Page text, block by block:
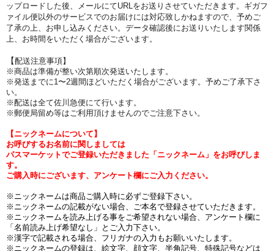
ップロードした後、メールにてURLをお送りさせていただきます。ギガフ
ァイル便以外のサービスでのお届けには対応致しかねますので、予めご
了承の上、お申し込みください。データ確認後にお送りいたします関係
上、お時間をいただく場合がございます。
【配送注意事項】
※商品は準備が整い次第順次発送いたします。
※発送までに1〜2週間ほどいただく場合がございます。予めご了承下さ
い。
※配送は全て佐川急便にて行います。
※郵便局留め等はご利用頂けませんのでご注意下さい。
【ニックネームについて】
お呼びするお名前に関しましては
パスマーケットでご登録いただきました「ニックネーム」をお呼びしま
す。
ご購入時にございます、アンケート欄にご入力ください。
※ニックネームは商品ご購入時に必ずご登録下さい。
※ニックネームの記載がない場合、ご本名で登録させていただきます。
※ニックネームを読み上げる事をご希望されない場合、アンケート欄に
「名前読み上げ希望なし」とご入力下さい。
※漢字で記載される場合、フリガナの入力もお願いいたします。
※ニックネームの登録は、絵文字、顔文字、半角記号、特殊記号などは